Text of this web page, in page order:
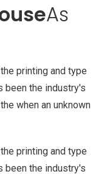
As
printing and type
been the industry's
when an unknown
printing and type
been the industry's